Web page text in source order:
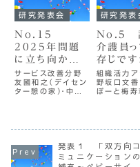
研究発表会
No.15
2025年問題
に立ち向かえ！
～です・ます調
で明るく～
サービス改善分野
友國和之（デイセン
ター憩の家）・中井
イセンター寿楽）ポ
スターデータダウン
ロードアブストラク
研究発表
No.5
介護員っ
存じです
今さらで
ルパー
について
組織活力ア
野坂口文香
ぽーと梅寿
の人らしく
と毎日を過
様に、ご自
発表１ 「双方向コ
ミュニケーションの